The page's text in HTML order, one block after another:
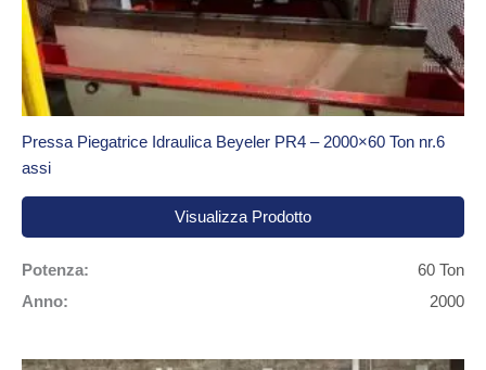
Pressa Piegatrice Idraulica Beyeler PR4 – 2000×60 Ton nr.6
assi
Visualizza Prodotto
Potenza:
60 Ton
Anno:
2000